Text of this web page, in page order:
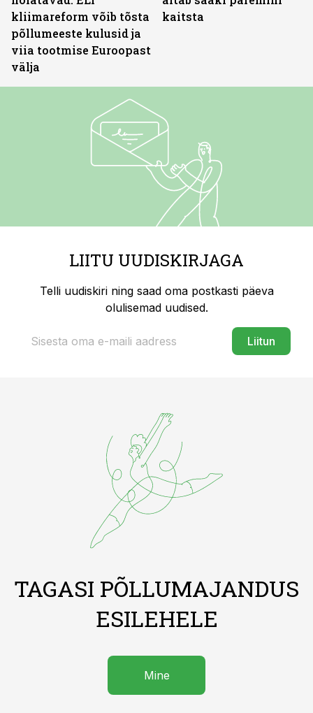
kliimareform võib tõsta
põllumeeste kulusid ja
viia tootmise Euroopast
välja
kaitsta
LIITU UUDISKIRJAGA
Telli uudiskiri ning saad oma postkasti päeva
olulisemad uudised.
Liitun
TAGASI PÕLLUMAJANDUS
ESILEHELE
Mine